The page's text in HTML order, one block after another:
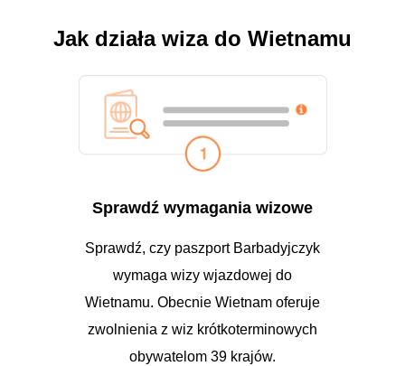
Jak działa wiza do Wietnamu
Sprawdź wymagania wizowe
Sprawdź, czy paszport Barbadyjczyk
wymaga wizy wjazdowej do
Wietnamu. Obecnie Wietnam oferuje
zwolnienia z wiz krótkoterminowych
obywatelom 39 krajów.